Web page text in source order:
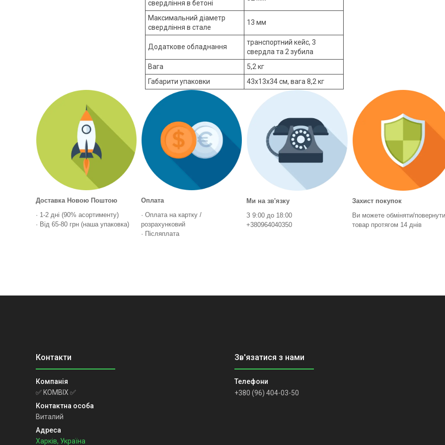
свердління в бетоні
Максимальний діаметр
свердління в стале
13 мм
Додаткове обладнання
транспортний кейс, 3
свердла та 2 зубила
Вага
5,2 кг
Габарити упаковки
43х13х34 см, вага 8,2 кг
Доставка Новою Поштою
· 1-2 дні (90% асортименту)
· Від 65-80 грн (наша упаковка)
Оплата
· Оплата на картку /
розрахунковий
· Післяплата
Ми на зв'язку
З 9:00 до 18:00
+380964040350
Захист покупок
Ви можете обміняти/повернути
товар протягом 14 днів
✅ KOMBIX ✅
Виталий
Харків, Україна
+380 (96) 404-03-50